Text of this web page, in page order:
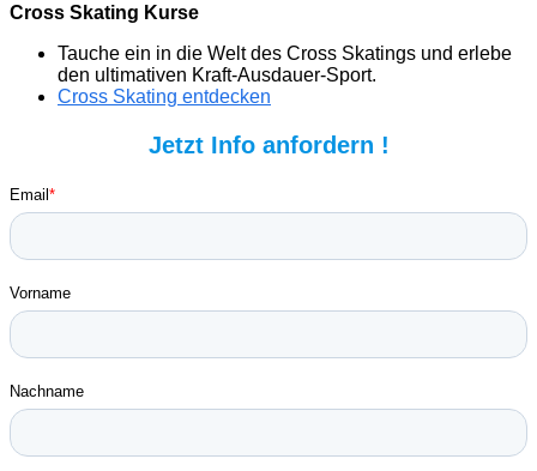
Cross Skating Kurse
Tauche ein in die Welt des Cross Skatings und erlebe
den ultimativen Kraft-Ausdauer-Sport.
Cross Skating entdecken
Jetzt Info anfordern !